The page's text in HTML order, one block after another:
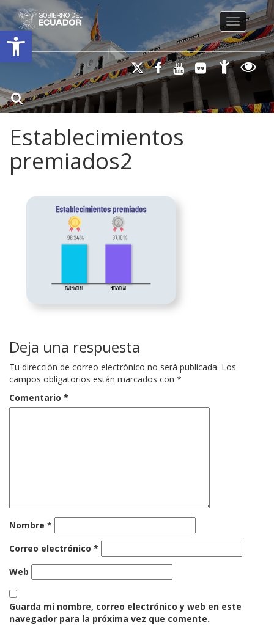
Open toolbar
Toggle
Establecimientos
premiados2
Deja una respuesta
Tu dirección de correo electrónico no será publicada. Los
campos obligatorios están marcados con *
Comentario *
Nombre *
Correo electrónico *
Web
Guarda mi nombre, correo electrónico y web en este
navegador para la próxima vez que comente.